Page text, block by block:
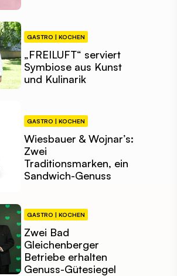
GASTRO | KOCHEN
„FREILUFT“ serviert
Symbiose aus Kunst
und Kulinarik
GASTRO | KOCHEN
Wiesbauer & Wojnar’s:
Zwei
Traditionsmarken, ein
Sandwich-Genuss
GASTRO | KOCHEN
Zwei Bad
Gleichenberger
Betriebe erhalten
Genuss-Gütesiegel